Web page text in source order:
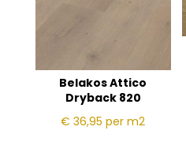
Belakos Attico
Dryback 820
€ 36,95per m2